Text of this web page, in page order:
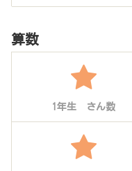
算数
1年生 さん数